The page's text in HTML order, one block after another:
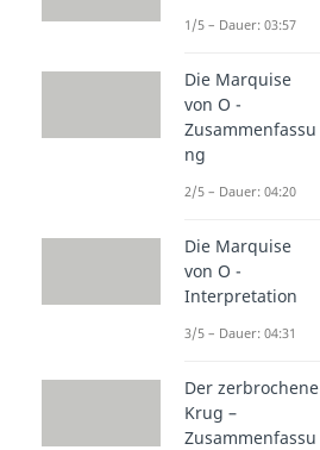
1/5 – Dauer: 03:57
Die Marquise
von O -
Zusammenfassu
ng
2/5 – Dauer: 04:20
Die Marquise
von O -
Interpretation
3/5 – Dauer: 04:31
Der zerbrochene
Krug –
Zusammenfassu